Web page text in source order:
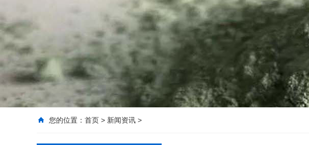
您的位置： 首页 > 新闻资讯 >